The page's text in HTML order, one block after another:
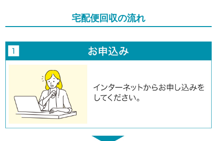
宅配便回収の流れ